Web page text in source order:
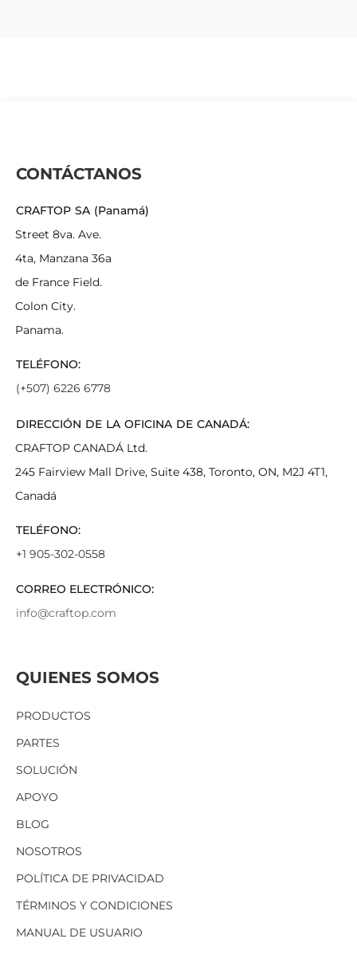
QUIENES SOMOS
PRODUCTOS
PARTES
SOLUCIÓN
APOYO
BLOG
NOSOTROS
POLÍTICA DE PRIVACIDAD
TÉRMINOS Y CONDICIONES
MANUAL DE USUARIO
CONTÁCTANOS
CRAFTOP SA (Panamá)
Street 8va. Ave.
4ta, Manzana 36a
de France Field.
Colon City.
Panama.
TELÉFONO:
(+507) 6226 6778
DIRECCIÓN DE LA OFICINA DE CANADÁ:
CRAFTOP CANADÁ Ltd.
245 Fairview Mall Drive, Suite 438, Toronto, ON, M2J 4T1,
Canadá
TELÉFONO:
+1 905-302-0558
CORREO ELECTRÓNICO:
info@craftop.com